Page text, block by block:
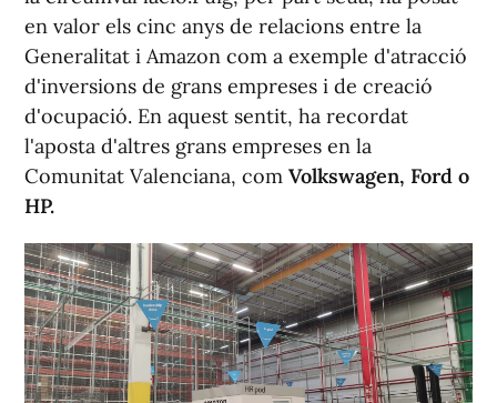
en valor els cinc anys de relacions entre la
Generalitat i Amazon com a exemple d'atracció
d'inversions de grans empreses i de creació
d'ocupació. En aquest sentit, ha recordat
l'aposta d'altres grans empreses en la
Comunitat Valenciana, com Volkswagen, Ford o
HP.